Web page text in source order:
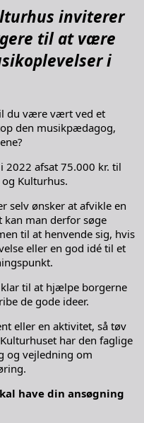
inviterer
til at være
i
du være vært ved et
den musikpædagog,
2022 afsat 75.000 kr. til
Kulturhus.
selv ønsker at afvikle en
kan man derfor søge
til at henvende sig, hvis
eller en god idé til et
til at hjælpe borgerne
de gode ideer.
eller en aktivitet, så tøv
har den faglige
og vejledning om
have din ansøgning